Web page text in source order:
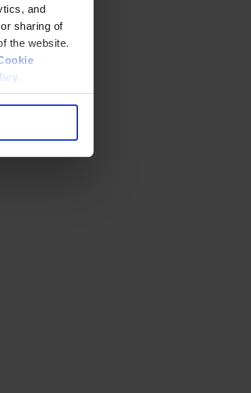
and
sharing of
the website.